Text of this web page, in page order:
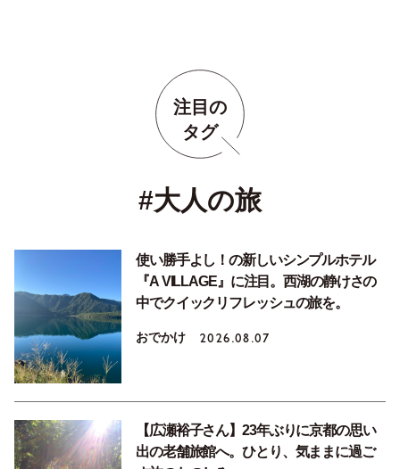
注目の
タグ
#大人の旅
使い勝手よし！の新しいシンプルホテル
『A VILLAGE』に注目。西湖の静けさの
中でクイックリフレッシュの旅を。
おでかけ 2026.08.07
【広瀬裕子さん】23年ぶりに京都の思い
出の老舗旅館へ。ひとり、気ままに過ご